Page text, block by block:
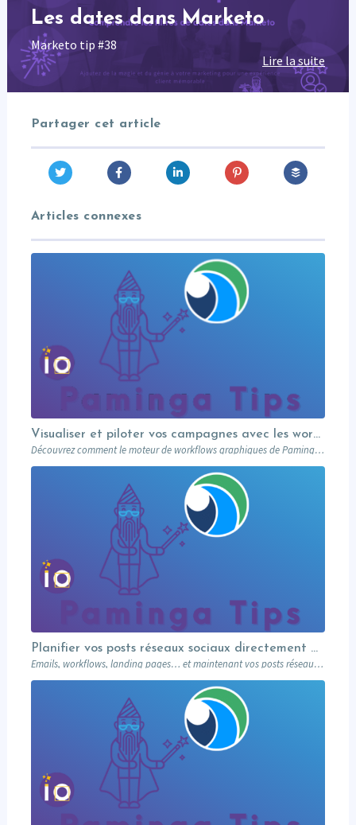
Les dates dans Marketo
Marketo tip #38
Lire la suite
Partager cet article
Articles connexes
Visualiser et piloter vos campagnes avec les workflows graphiques Paminga.
Découvrez comment le moteur de workflows graphiques de Paminga vous permet de visualiser toute la logique de vos campagnes en un seul coup d’œil — branches conditionnelles, AB tests, waits et intégration Salesforce.
Planifier vos posts réseaux sociaux directement depuis votre MA
Emails, workflows, landing pages… et maintenant vos posts réseaux sociaux. Paminga centralise votre marketing dans un seul outil. Paminga Tip #08.